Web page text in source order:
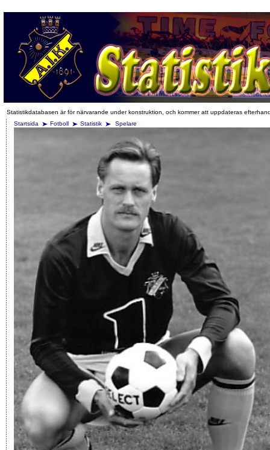
Statistikdatabasen är för närvarande under konstruktion, och kommer att uppdateras
Startsida
Fotboll Statistik Spelare